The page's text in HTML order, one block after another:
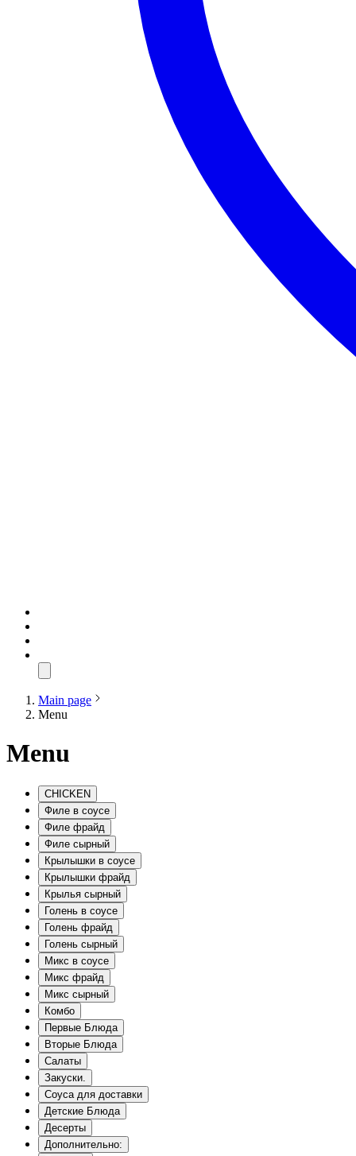
Main page
Menu
Menu
CHICKEN
Филе в соусе
Филе фрайд
Филе сырный
Крылышки в соусе
Крылышки фрайд
Крылья сырный
Голень в соусе
Голень фрайд
Голень сырный
Микс в соусе
Микс фрайд
Микс сырный
Комбо
Первые Блюда
Вторые Блюда
Салаты
Закуски.
Соуса для доставки
Детские Блюда
Десерты
Дополнительно: